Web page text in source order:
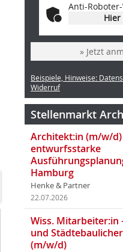
Anti-
Hier
» Jetzt
Beispiele, Hinweise:
Widerruf
Stellenmarkt
Architekt:in (m/w/
entwurfsstarke
Hamburg
Henke & Partner
22.07.2026
Wiss. Mitarbeiter:in
und
(m/w/d)